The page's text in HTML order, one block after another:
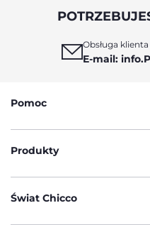
Obsługa
E-mail:
Pomoc
Produkty
Świat Chicco